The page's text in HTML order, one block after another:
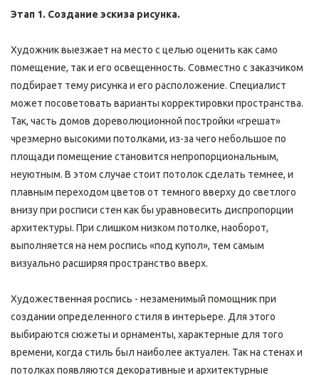
Художник выезжает на место с целью оценить как само
помещение, так и его освещенность. Совместно с заказчиком
подбирает тему рисунка и его расположение. Специалист
может посоветовать варианты корректировки пространства.
Так, часть домов дореволюционной постройки «грешат»
чрезмерно высокими потолками, из-за чего небольшое по
площади помещение становится непропорциональным,
неуютным. В этом случае стоит потолок сделать темнее, и
плавным переходом цветов от темного вверху до светлого
внизу при росписи стен как бы уравновесить диспропорции
архитектуры. При слишком низком потолке, наоборот,
выполняется на нем роспись «под купол», тем самым
создании определенного стиля в интерьере. Для этого